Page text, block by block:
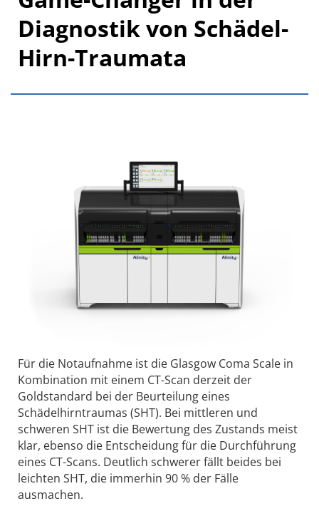
Diagnostik von Schädel-
Hirn-Traumata
Für die Notaufnahme ist die Glasgow Coma Scale in
Kombination mit einem CT-Scan derzeit der
Goldstandard bei der Beurteilung eines
Schädelhirntraumas (SHT). Bei mittleren und
schweren SHT ist die Bewertung des Zustands meist
klar, ebenso die Entscheidung für die Durchführung
eines CT-Scans. Deutlich schwerer fällt beides bei
leichten SHT, die immerhin 90 % der Fälle
ausmachen.